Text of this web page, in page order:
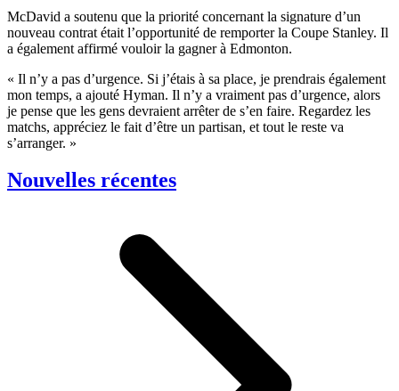
McDavid a soutenu que la priorité concernant la signature d’un
nouveau contrat était l’opportunité de remporter la Coupe Stanley. Il
a également affirmé vouloir la gagner à Edmonton.
« Il n’y a pas d’urgence. Si j’étais à sa place, je prendrais également
mon temps, a ajouté Hyman. Il n’y a vraiment pas d’urgence, alors
je pense que les gens devraient arrêter de s’en faire. Regardez les
matchs, appréciez le fait d’être un partisan, et tout le reste va
s’arranger. »
Nouvelles récentes